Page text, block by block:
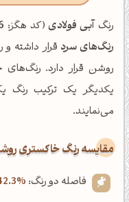
رنگ آبی فولادی(کد هگز:
رنگ‌های سرد قرار داشته
روشن قرار دارد.
یکدیگر یک ترکیب رنگ
می‌نمایند.
‌مقایسه رنگ خاکستری
فاصله دو رنگ: